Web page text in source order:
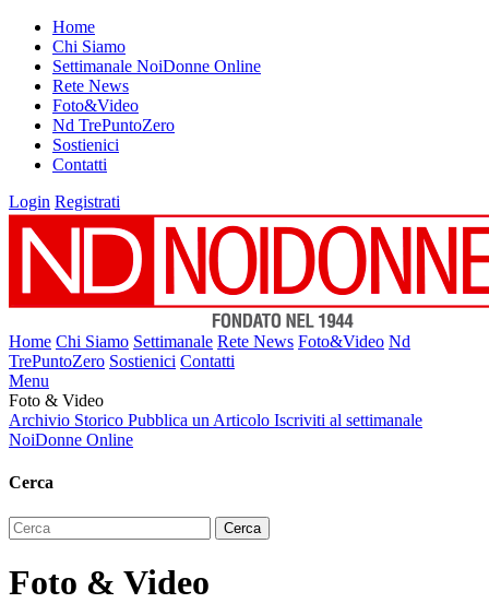
Home
Chi Siamo
Settimanale NoiDonne Online
Rete News
Foto&Video
Nd TrePuntoZero
Sostienici
Contatti
Login Registrati
Home Chi Siamo Settimanale Rete News Foto&Video Nd
TrePuntoZero Sostienici Contatti
Menu
Foto & Video
Archivio Storico Pubblica un Articolo Iscriviti al settimanale
NoiDonne Online
Cerca
Foto & Video